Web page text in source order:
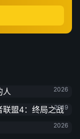
2026
4：终局之战
2019
2026